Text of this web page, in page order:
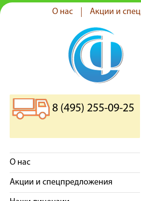
О нас Акции и
8 (495) 255-09-25
О нас
Акции и спецпредложения